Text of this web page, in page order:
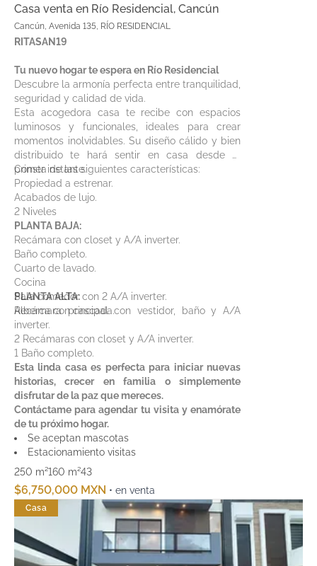
Casa venta en Río Residencial, Cancún
Cancún, Avenida 135, RÍO RESIDENCIAL
RITASAN19
Tu nuevo hogar te espera en Río Residencial
Descubre la armonía perfecta entre tranquilidad,
seguridad y calidad de vida.
Esta acogedora casa te recibe con espacios
luminosos y funcionales, ideales para crear
momentos inolvidables. Su diseño cálido y bien
distribuido te hará sentir en casa desde el
primer instante.
Consta de las siguientes características:
Propiedad a estrenar.
Acabados de lujo.
2 Niveles
PLANTA BAJA:
Recámara con closet y A/A inverter.
Baño completo.
Cuarto de lavado.
Cocina
Sala comedor con 2 A/A inverter.
Alberca con cascada.
PLANTA ALTA:
Recámara principal con vestidor, baño y A/A
inverter.
2 Recámaras con closet y A/A inverter.
1 Baño completo.
Esta linda casa es perfecta para iniciar nuevas
historias, crecer en familia o simplemente
disfrutar de la paz que mereces.
Contáctame para agendar tu visita y enamórate
de tu próximo hogar.
Se aceptan mascotas
Estacionamiento visitas
250 m²160 m²43
$6,750,000 MXN • en venta
Casa